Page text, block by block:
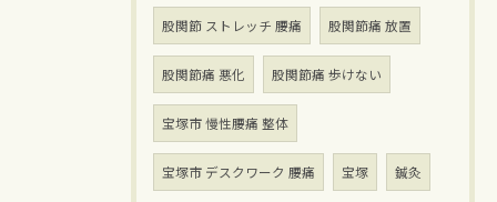
股関節 ストレッチ 腰痛 股関節痛 放置
股関節痛 悪化 股関節痛 歩けない
宝塚市 慢性腰痛 整体
宝塚市 デスクワーク 腰痛 宝塚 鍼灸